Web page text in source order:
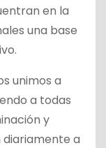
en la
una base
unimos a
a todas
y
a